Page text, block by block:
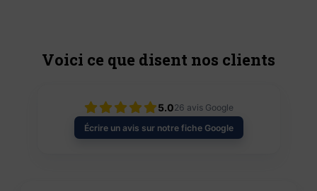
Voici ce que disent nos clients
5.026 avis Google
Écrire un avis sur notre fiche Google